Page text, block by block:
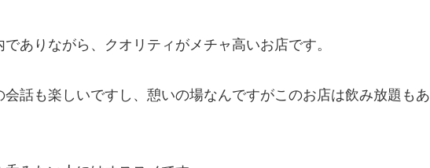
ありながら、クオリティがメチャ高いお店です。
話も楽しいですし、憩いの場なんですがこのお店は飲み放題もあ